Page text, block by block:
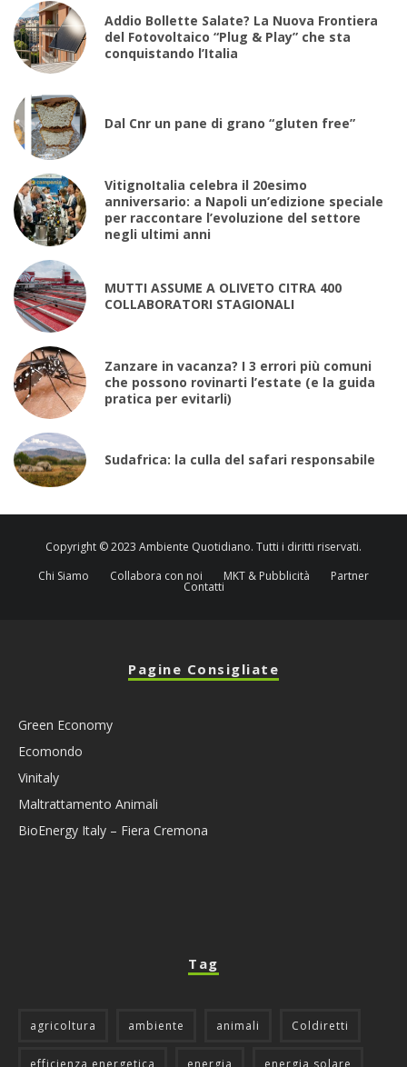
Addio Bollette Salate? La Nuova Frontiera
del Fotovoltaico “Plug & Play” che sta
conquistando l’Italia
Dal Cnr un pane di grano “gluten free”
VitignoItalia celebra il 20esimo
anniversario: a Napoli un’edizione speciale
per raccontare l’evoluzione del settore
negli ultimi anni
MUTTI ASSUME A OLIVETO CITRA 400
COLLABORATORI STAGIONALI
Zanzare in vacanza? I 3 errori più comuni
che possono rovinarti l’estate (e la guida
pratica per evitarli)
Sudafrica: la culla del safari responsabile
Copyright © 2023 Ambiente Quotidiano. Tutti i diritti riservati.
Chi Siamo
Collabora con noi MKT & Pubblicità Partner
Contatti
Pagine Consigliate
Green Economy
Ecomondo
Vinitaly
Maltrattamento Animali
BioEnergy Italy – Fiera Cremona
Tag
agricoltura ambiente animali Coldiretti